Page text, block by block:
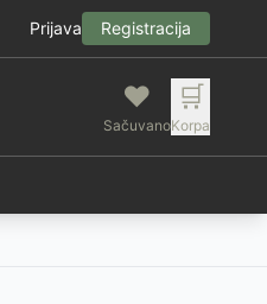
Prijava Registracija
❤️
Sačuvano
🛒
Korpa